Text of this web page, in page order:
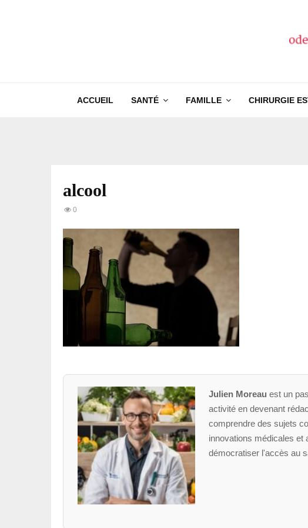
ACCUEIL SANTÉ FAMILLE CHIRURGIE
alcool
0
Julien Moreau est un
activité en devenant
comprendre des sujets
innovations médicales et
démocratiser l'accès au